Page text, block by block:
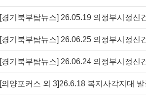
[경기북부탑뉴스] 26.05.19 의정부시정신
[경기북부탑뉴스] 26.06.25 의정부시정신
[경기북부탑뉴스] 26.06.24 의정부시정신
[의양포커스 외 3]26.6.18 복지사각지대 발